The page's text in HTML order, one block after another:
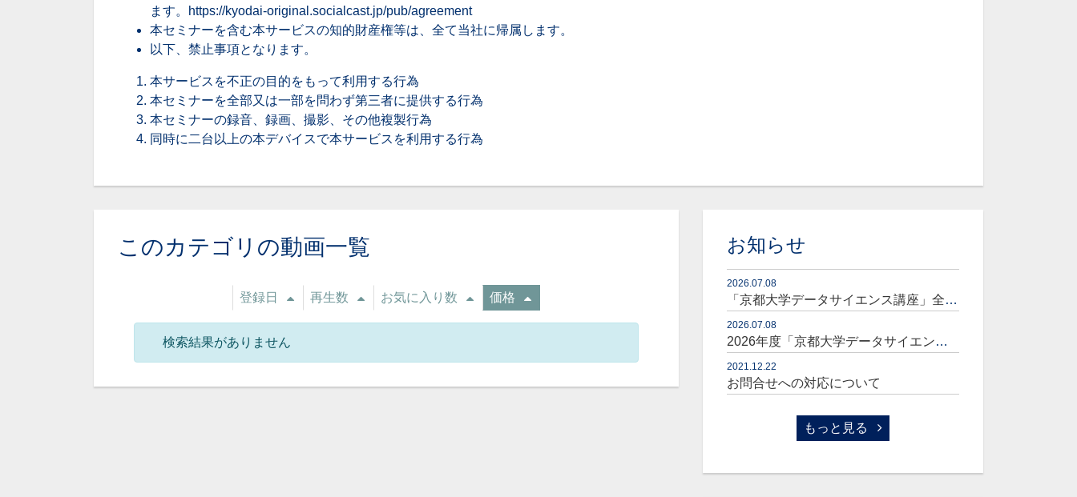
ます。
https://kyodai-original.socialcast.jp/pub/agreement
本セミナーを含む本サービスの知的財産権等は、全て当社に帰属します。
以下、禁止事項となります。
本サービスを不正の目的をもって利用する行為
本セミナーを全部又は一部を問わず第三者に提供する行為
本セミナーの録音、録画、撮影、その他複製行為
同時に二台以上の本デバイスで本サービスを利用する行為
このカテゴリの動画一覧
登録日 再生数 お気に入り数 価格
検索結果がありません
お知らせ
2026.07.08
「京都大学データサイエンス講座」全コースセット販売開始のお知らせ
2026.07.08
2026年度「京都大学データサイエンス講座」販売開始のお知らせ
2021.12.22
お問合せへの対応について
もっと見る